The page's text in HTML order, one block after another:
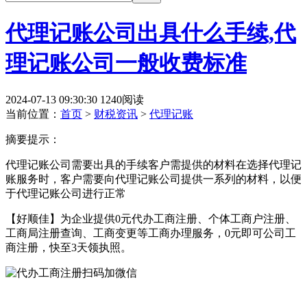
代理记账公司出具什么手续,代
理记账公司一般收费标准
2024-07-13 09:30:30 1240阅读
当前位置： 首页 > 财税资讯 > 代理记账
摘要提示：
代理记账公司需要出具的手续客户需提供的材料在选择代理记
账服务时，客户需要向代理记账公司提供一系列的材料，以便
于代理记账公司进行正常
【好顺佳】为企业提供0元代办工商注册、个体工商户注册、
工商局注册查询、工商变更等工商办理服务，0元即可公司工
商注册，快至3天领执照。